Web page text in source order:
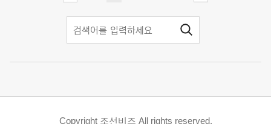
Copyright 조선비즈 All rights reserved.